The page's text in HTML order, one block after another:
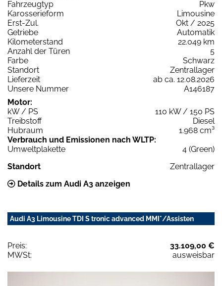
Fahrzeugtyp
Pkw
Karosserieform
Limousine
Erst-Zul.
Okt / 2025
Getriebe
Automatik
Kilometerstand
22.049 km
Anzahl der Türen
5
Farbe
Schwarz
Standort
Zentrallager
Lieferzeit
ab ca. 12.08.2026
Unsere Nummer
A146187
Motor:
kW / PS
110 kW / 150 PS
Treibstoff
Diesel
Hubraum
1.968 cm³
Verbrauch und Emissionen nach WLTP:
Umweltplakette
4 (Green)
Standort
Zentrallager
Details zum Audi A3 anzeigen
Audi A3 Limousine TDI S tronic advanced MMI*/Assisten
Preis:
33.109,00 €
MWSt:
ausweisbar